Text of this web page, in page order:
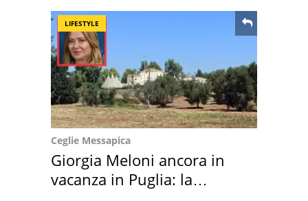
LIFESTYLE
Ceglie Messapica
Giorgia Meloni ancora in
vacanza in Puglia: la